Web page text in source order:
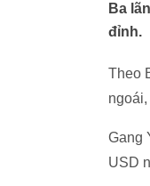
Ba
đỉnh.
Theo
Gang
USD